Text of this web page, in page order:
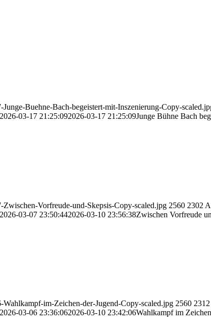
Buehne-Bach-begeistert-mit-Inszenierung-Copy-
2026-03-17 21:25:092026-03-17 21:25:09Junge Bühne Bach
Vorfreude-und-Skepsis-Copy-scaled.jpg 2560 2302
2026-03-07 23:50:442026-03-10 23:56:38Zwischen Vorfreude
im-Zeichen-der-Jugend-Copy-scaled.jpg 2560 2312
2026-03-06 23:36:062026-03-10 23:42:06Wahlkampf im